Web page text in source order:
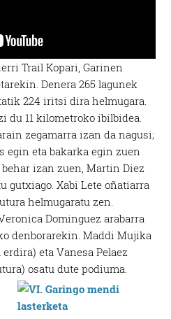
Trail Kopari, Garinen
Denera 265 lagunek
224 iritsi dira helmugara.
du 11 kilometroko ibilbidea.
zegamarra izan da nagusi;
egin eta bakarka egin zuen
izan zuen, Martin Diez
gutxiago. Xabi Lete oñatiarra
helmugaratu zen.
Dominguez arabarra
denborarekin. Maddi Mujika
eta Vanesa Pelaez
osatu dute podiuma.